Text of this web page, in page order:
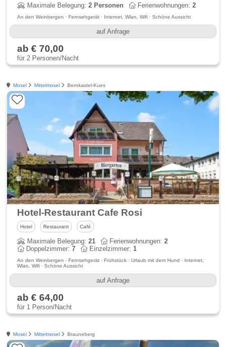
Maximale Belegung:2 Personen Ferienwohnungen:2
An den Weinbergen · Fernsehgerät · Internet, Wlan, Wifi · Schöne Aussicht
auf Anfrage
ab € 70,00
für 2 Personen/Nacht
Mosel Mittelmosel Bernkastel-Kues
Hotel-Restaurant Cafe Rosi
Hotel Restaurant Café
Maximale Belegung:21 Ferienwohnungen:2
Doppelzimmer:7 Einzelzimmer:1
An den Weinbergen · Fernsehgerät · Frühstück · Urlaub mit dem Hund · Internet,
Wlan, Wifi · Schöne Aussicht
auf Anfrage
ab € 64,00
für 1 Person/Nacht
Mosel Mittelmosel Brauneberg